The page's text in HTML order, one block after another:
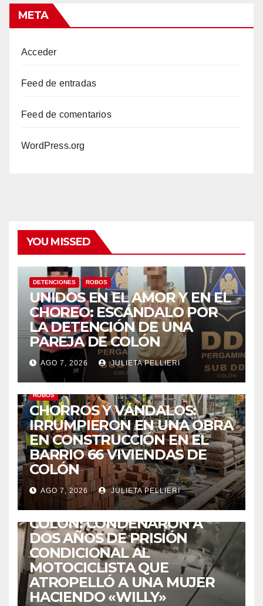
META
Acceder
Feed de entradas
Feed de comentarios
WordPress.org
YOU MISSED
DETENCIONES ROBOS
UNIDOS EN EL AMOR Y EN EL
CHOREO: ESCÁNDALO POR
LA DETENCIÓN DE UNA
PAREJA DE COLÓN
AGO 7, 2026 JULIETA PELLIERI
ROBOS
CHORROS Y VÁNDALOS:
IRRUMPIERON EN UNA OBRA
EN CONSTRUCCIÓN EN EL
BARRIO 66 VIVIENDAS DE
COLÓN
AGO 7, 2026 JULIETA PELLIERI
COLÓN: CONDENARON A
DOS AÑOS DE PRISIÓN
CONDICIONAL AL
MOTOCICLISTA QUE
ATROPELLÓ A UNA MUJER
HACIENDO «WILLY»